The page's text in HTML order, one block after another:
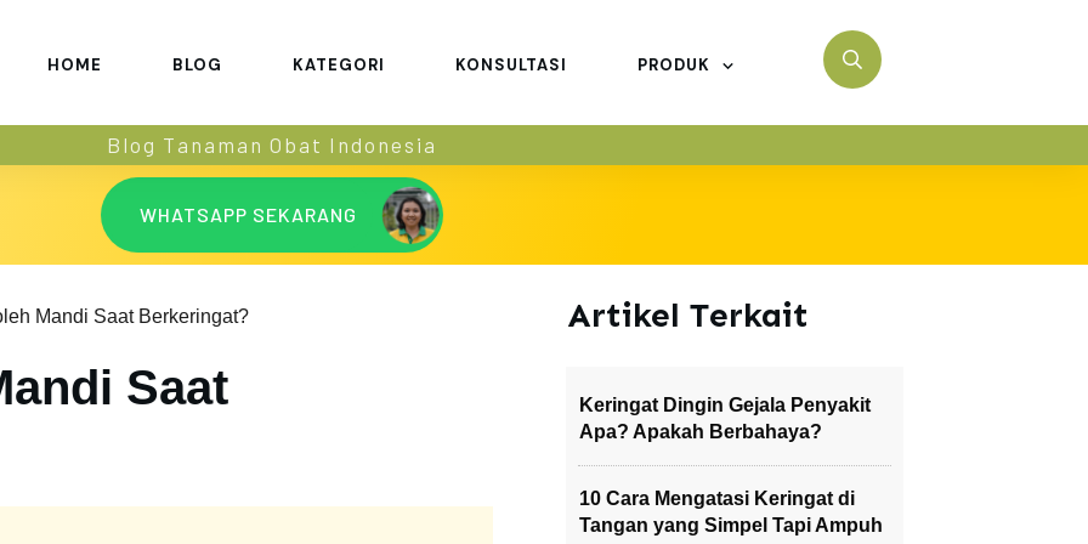
HOME BLOG KATEGORI KONSULTASI PRODUK
Blog Tanaman Obat Indonesia
WHATSAPP SEKARANG
Mandi Saat Berkeringat?
Saat
Artikel Terkait
Keringat Dingin Gejala Penyakit
Apa? Apakah Berbahaya?
10 Cara Mengatasi Keringat di
Tangan yang Simpel Tapi Ampuh